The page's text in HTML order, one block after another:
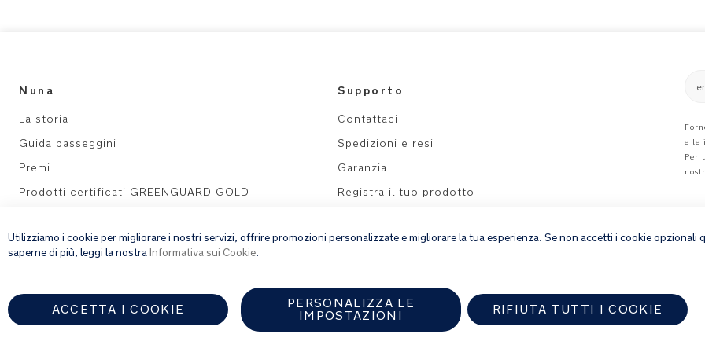
Address:
Groningen, 9718 TE
View their website
Address:Elisabethof 16
Nuna
La storia
Guida passeggini
Premi
Prodotti certificati GREENGUARD GOLD
Supporto
Contattaci
Spedizioni e resi
Garanzia
Registra il tuo prodotto
Legal
Termini e condizioni
e le
Per
Utilizziamo i cookie per migliorare i nostri servizi, offrire promozioni personalizzate e migliorare la tua esperienza. Se non accetti i cookie
saperne di più, leggi la nostraInformativa sui Cookie.
ACCETTA I COOKIE
PERSONALIZZA LE
IMPOSTAZIONI
RIFIUTA TUTTI I COOKIE